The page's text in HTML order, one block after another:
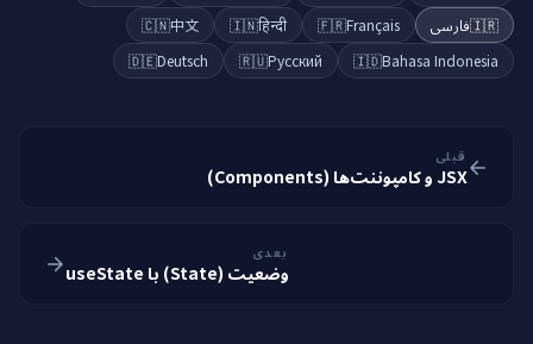
🇮🇷فارسی 🇫🇷Français
🇮🇳हिन्दी
🇨🇳中文
🇮🇩Bahasa Indonesia
🇷🇺Русский
🇩🇪Deutsch
قبلی
JSX و کامپوننت‌ها (Components)
بعدی
وضعیت (State) با useState